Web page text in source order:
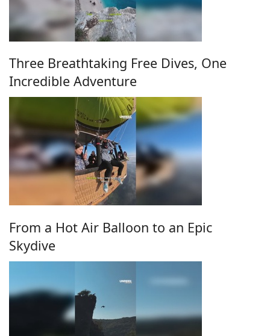
Three Breathtaking Free Dives, One
Incredible Adventure
From a Hot Air Balloon to an Epic
Skydive